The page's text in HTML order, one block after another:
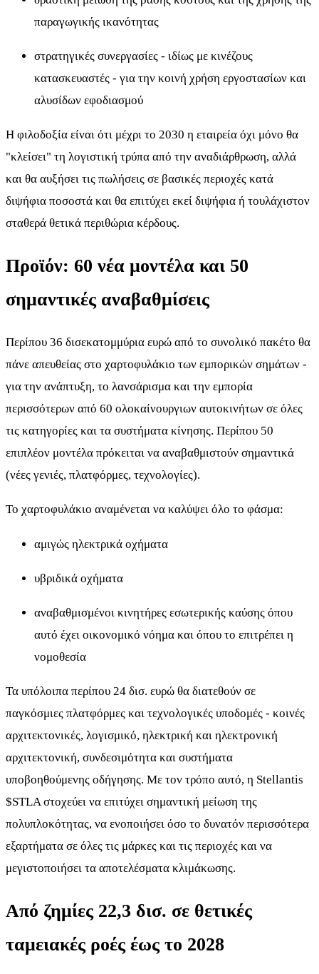
παραγωγικής ικανότητας
στρατηγικές συνεργασίες - ιδίως με κινέζους
κατασκευαστές - για την κοινή χρήση εργοστασίων και
αλυσίδων εφοδιασμού
Η φιλοδοξία είναι ότι μέχρι το 2030 η εταιρεία όχι μόνο θα
"κλείσει" τη λογιστική τρύπα από την αναδιάρθρωση, αλλά
και θα αυξήσει τις πωλήσεις σε βασικές περιοχές κατά
διψήφια ποσοστά και θα επιτύχει εκεί διψήφια ή τουλάχιστον
σταθερά θετικά περιθώρια κέρδους.
Προϊόν: 60 νέα μοντέλα και 50
σημαντικές αναβαθμίσεις
Περίπου 36 δισεκατομμύρια ευρώ από το συνολικό πακέτο θα
πάνε απευθείας στο χαρτοφυλάκιο των εμπορικών σημάτων -
για την ανάπτυξη, το λανσάρισμα και την εμπορία
περισσότερων από 60 ολοκαίνουργιων αυτοκινήτων σε όλες
τις κατηγορίες και τα συστήματα κίνησης. Περίπου 50
επιπλέον μοντέλα πρόκειται να αναβαθμιστούν σημαντικά
(νέες γενιές, πλατφόρμες, τεχνολογίες).
Το χαρτοφυλάκιο αναμένεται να καλύψει όλο το φάσμα:
αμιγώς ηλεκτρικά οχήματα
υβριδικά οχήματα
αναβαθμισμένοι κινητήρες εσωτερικής καύσης όπου
αυτό έχει οικονομικό νόημα και όπου το επιτρέπει η
νομοθεσία
Τα υπόλοιπα περίπου 24 δισ. ευρώ θα διατεθούν σε
παγκόσμιες πλατφόρμες και τεχνολογικές υποδομές - κοινές
αρχιτεκτονικές, λογισμικό, ηλεκτρική και ηλεκτρονική
αρχιτεκτονική, συνδεσιμότητα και συστήματα
υποβοηθούμενης οδήγησης. Με τον τρόπο αυτό, η Stellantis
$STLA στοχεύει να επιτύχει σημαντική μείωση της
πολυπλοκότητας, να ενοποιήσει όσο το δυνατόν περισσότερα
εξαρτήματα σε όλες τις μάρκες και τις περιοχές και να
μεγιστοποιήσει τα αποτελέσματα κλιμάκωσης.
Από ζημίες 22,3 δισ. σε θετικές
ταμειακές ροές έως το 2028